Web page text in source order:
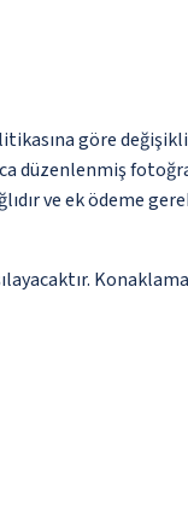
göre
düzenlenmiş
ve ek ödeme